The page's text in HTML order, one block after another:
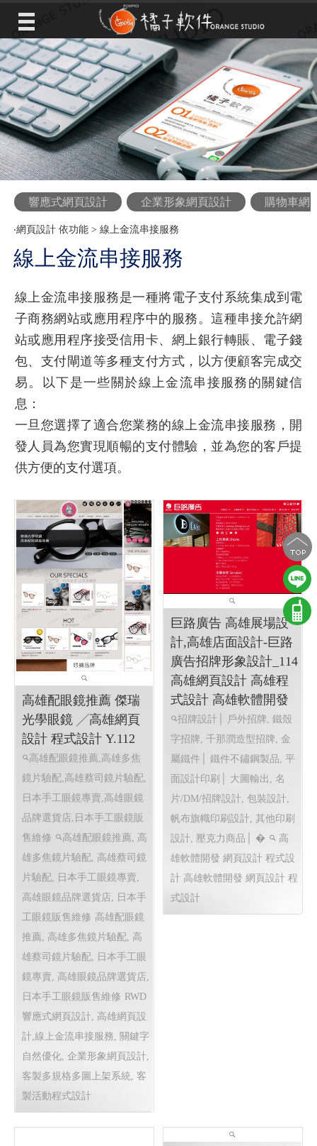
響應式網頁設計 企業形象網頁設計 購物車網
‧網頁設計 依功能> 線上金流串接服務
線上金流串接服務
線上金流串接服務是一種將電子支付系統集成到電
子商務網站或應用程序中的服務。這種串接允許網
站或應用程序接受信用卡、網上銀行轉賬、電子錢
包、支付閘道等多種支付方式，以方便顧客完成交
易。以下是一些關於線上金流串接服務的關鍵信
息：
一旦您選擇了適合您業務的線上金流串接服務，開
發人員為您實現順暢的支付體驗，並為您的客戶提
供方便的支付選項。
高雄配眼鏡推薦 傑瑞
光學眼鏡 ╱高雄網頁
設計 程式設計 Y.112
高雄配眼鏡推薦,高雄多焦
鏡片驗配,高雄蔡司鏡片驗配,
日本手工眼鏡專賣,高雄眼鏡
品牌選貨店,日本手工眼鏡販
售維修
高雄配眼鏡推薦, 高
雄多焦鏡片驗配, 高雄蔡司鏡
片驗配, 日本手工眼鏡專賣,
高雄眼鏡品牌選貨店, 日本手
工眼鏡販售維修 高雄配眼鏡
推薦, 高雄多焦鏡片驗配, 高
雄蔡司鏡片驗配, 日本手工眼
鏡專賣, 高雄眼鏡品牌選貨店,
日本手工眼鏡販售維修 RWD
響應式網頁設計, 高雄網頁設
計,線上金流串接服務, 關鍵字
自然優化, 企業形象網頁設計,
客製多規格多圖上架系統, 客
製活動程式設計
巨路廣告 高雄展場設
計,高雄店面設計-巨路
廣告招牌形象設計_114
高雄網頁設計 高雄程
式設計 高雄軟體開發
招牌設計│ 戶外招牌, 鐵殼
字招牌, 千那潤造型招牌, 金
屬鐵件│ 鐵件不鏽鋼製品, 平
面設計印刷│ 大圖輸出, 名
片/DM/招牌設計, 包裝設計,
帆布旗幟印刷設計, 其他印刷
設計, 壓克力商品│ �
高
雄軟體開發 網頁設計 程式設
計 高雄軟體開發 網頁設計 程
式設計